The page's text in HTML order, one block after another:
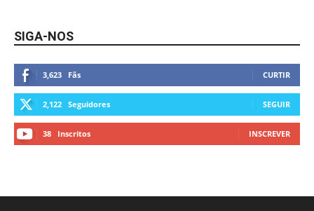
SIGA-NOS
3,623 Fãs CURTIR
2,122 Seguidores SEGUIR
38 Inscritos INSCREVER